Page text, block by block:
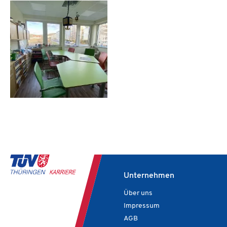
Unternehmen
Über uns
Impressum
AGB